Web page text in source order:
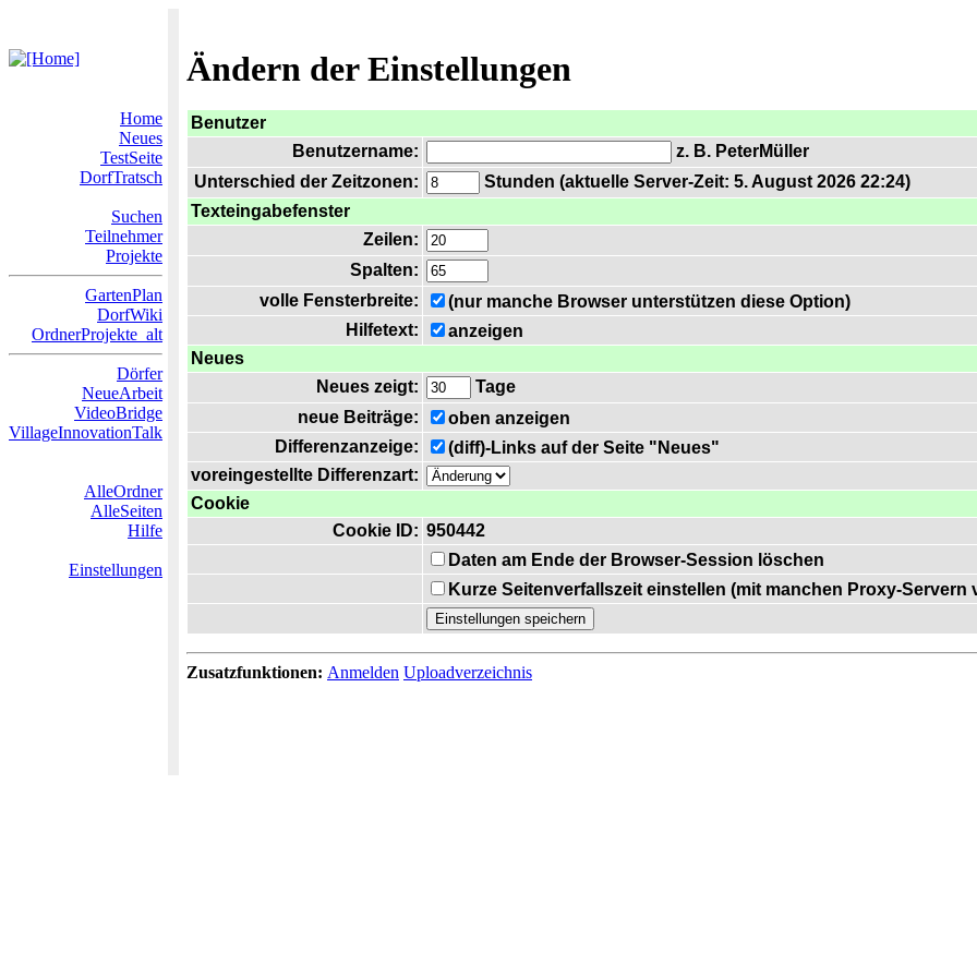
Ändern der Einstellungen
Home
Neues
TestSeite
DorfTratsch
Suchen
Teilnehmer
Projekte
GartenPlan
DorfWiki
OrdnerProjekte_alt
Dörfer
NeueArbeit
VideoBridge
VillageInnovationTalk
AlleOrdner
AlleSeiten
Hilfe
Einstellungen
Benutzer
Benutzername:
z. B. PeterMüller
Unterschied der Zeitzonen:
Stunden (aktuelle Server-Zeit: 5. August 2026 22:24)
Texteingabefenster
Zeilen:
Spalten:
volle Fensterbreite:
(nur manche Browser unterstützen diese Option)
Hilfetext:
anzeigen
Neues
Neues zeigt:
Tage
neue Beiträge:
oben anzeigen
Differenzanzeige:
(diff)-Links auf der Seite "Neues"
voreingestellte Differenzart:
Cookie
Cookie ID: 950442
Daten am Ende der Browser-Session löschen
Kurze Seitenverfallszeit einstellen (mit manchen Proxy-Servern
Zusatzfunktionen: Anmelden Uploadverzeichnis